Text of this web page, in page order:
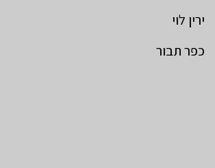
ירין לוי
כפר תבור